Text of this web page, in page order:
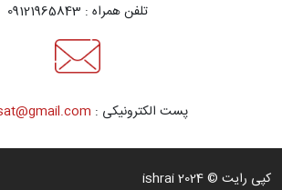
تلفن همراه : 09121965843
پست الکترونیکی :
کپی رایت © 2024 ishrai